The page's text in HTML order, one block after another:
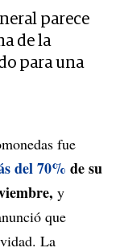
parece
de la
para una
fue
del 70% de su
y
que
La